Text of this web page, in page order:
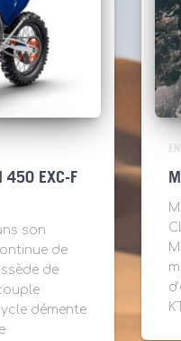
450 EXC-F
son
de
de
démente